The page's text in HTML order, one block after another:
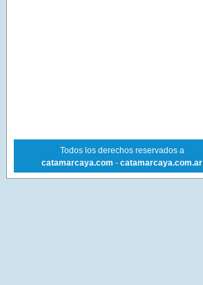
Todos los derechos reservados a
catamarcaya.com - catamarcaya.com.ar